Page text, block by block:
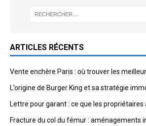
ARTICLES RÉCENTS
Vente enchère Paris : où trouver les
L’origine de Burger King et sa stratégie
Lettre pour garant : ce que les
Fracture du col du fémur : aménagements